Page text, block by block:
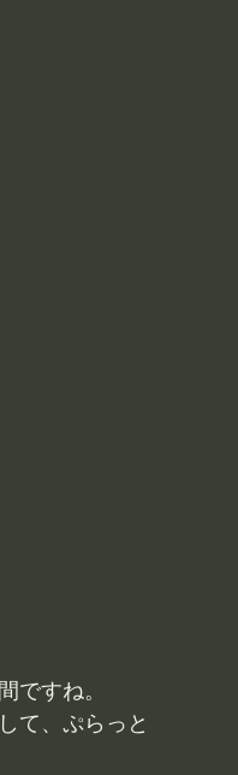
ですね。
て、ぷらっと